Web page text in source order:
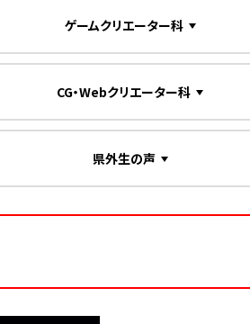
ゲームクリエーター科
CG・Webクリエーター科
県外生の声